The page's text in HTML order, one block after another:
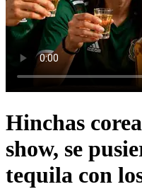
Hinchas
show, se
tequila con